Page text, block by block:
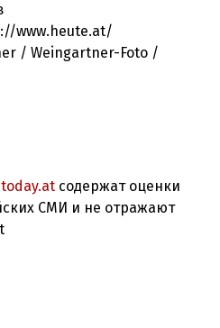
www.heute.at/
/ Weingartner-Foto /
содержат оценки
СМИ и не отражают